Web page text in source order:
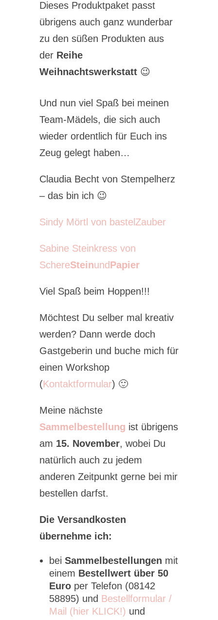
Dieses Produktpaket passt
übrigens auch ganz wunderbar
zu den süßen Produkten aus
der Reihe
Weihnachtswerkstatt😉
Und nun viel Spaß bei meinen
Team-Mädels, die sich auch
wieder ordentlich für Euch ins
Zeug gelegt haben…
Claudia Becht von Stempelherz
– das bin ich 😉
Sindy Mörtl von bastelZauber
Sabine Steinkress von
SchereSteinundPapier
Viel Spaß beim Hoppen!!!
Möchtest Du selber mal kreativ
werden? Dann werde doch
Gastgeberin und buche mich für
einen Workshop
(Kontaktformular) 🙂
Meine nächste
Sammelbestellung ist übrigens
am 15. November, wobei Du
natürlich auch zu jedem
anderen Zeitpunkt gerne bei mir
bestellen darfst.
Die Versandkosten
übernehme ich:
bei Sammelbestellungen mit
einem Bestellwert über 50
Euro per Telefon (08142
58895) und Bestellformular /
Mail (hier KLICK!) und